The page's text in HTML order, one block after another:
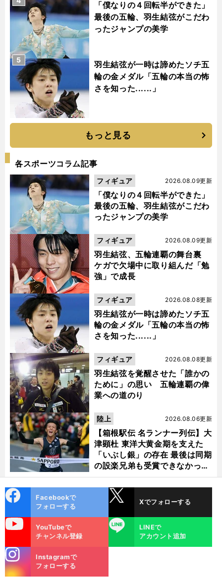
「僕なりの４回転半ができた」
最後の五輪、羽生結弦がこだわ
ったジャンプの美学
羽生結弦が一時は諦めたソチ五
輪の金メダル「五輪の本当の怖
さを知った......」
5
もっと見る
各スポーツコラム記事
「僕なりの４回転半ができた」
最後の五輪、羽生結弦がこだわ
ったジャンプの美学
2026.08.09更新
フィギュア
羽生結弦、五輪連覇の舞台裏
ケガで欠場中に取り組んだ「勉
強」で成長
2026.08.09更新
フィギュア
羽生結弦が一時は諦めたソチ五
輪の金メダル「五輪の本当の怖
さを知った......」
2026.08.08更新
フィギュア
羽生結弦を覚醒させた「誰かの
ために」の思い 五輪連覇の偉
業への道のり
2026.08.08更新
フィギュア
【箱根駅伝 名ランナー列伝】大
津顕杜 東洋大黄金期を支えた
「いぶし銀」の存在 最後は同期
の設楽兄弟も受賞できなかった
金栗杯に輝く
2026.08.06更新
陸上
ok
Facebookで
フォローする
Xでフォローする
YouTubeで
チャンネル登録
LINE
LINEで
アカウント追加
m
Instagramで
フォローする